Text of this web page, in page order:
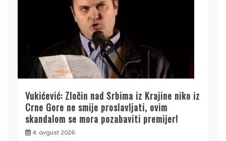
Vukićević: Zločin nad Srbima iz Krajine niko iz
Crne Gore ne smije proslavljati, ovim
skandalom se mora pozabaviti premijer!
4. avgust 2026.